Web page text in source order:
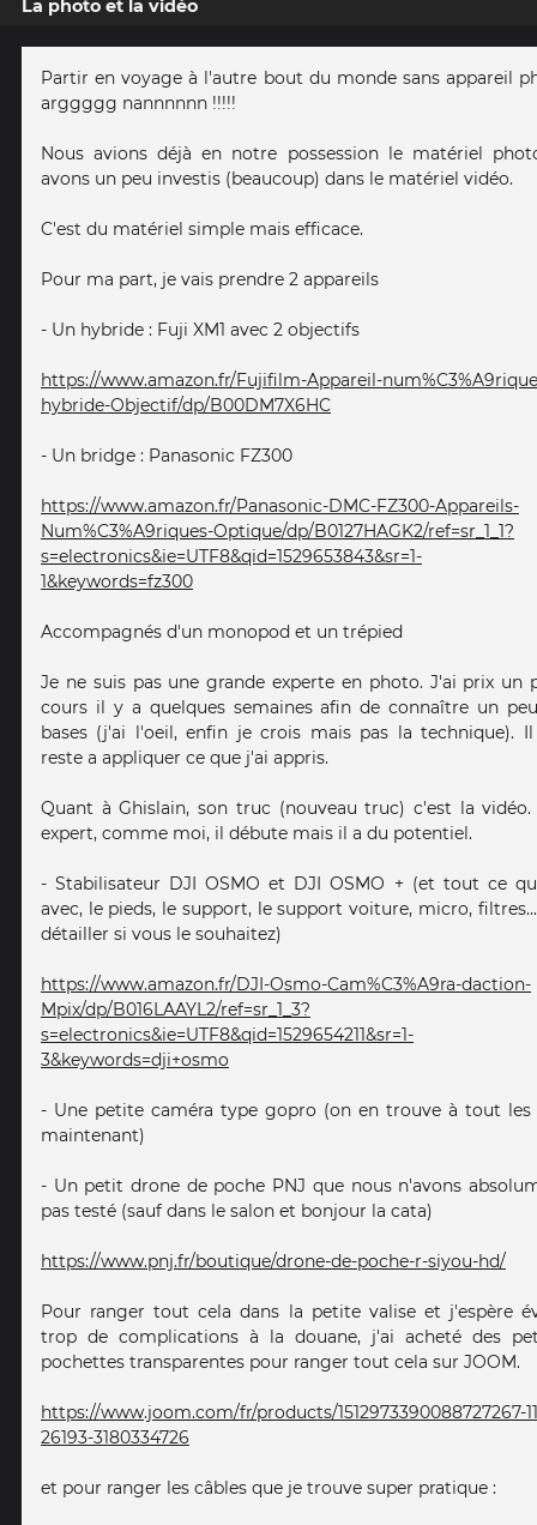
La photo et la vidéo
Partir en voyage à l'autre bout du monde sans appareil
arggggg nannnnnn !!!!!
Nous avions déjà en notre possession le matériel
avons un peu investis (beaucoup) dans le matériel vidéo.
C'est du matériel simple mais efficace.
Pour ma part, je vais prendre 2 appareils
- Un hybride : Fuji XM1 avec 2 objectifs
https://www.amazon.fr/Fujifilm-Appareil-
hybride-Objectif/dp/B00DM7X6HC
- Un bridge : Panasonic FZ300
https://www.amazon.fr/Panasonic-DMC-FZ300-Appareils-
Num%C3%A9riques-Optique/dp/B0127HAGK2/ref=sr_1_1?
s=electronics&ie=UTF8&qid=1529653843&sr=1-
1&keywords=fz300
Accompagnés d'un monopod et un trépied
Je ne suis pas une grande experte en photo. J'ai prix un
cours il y a quelques semaines afin de connaître un
bases (j'ai l'oeil, enfin je crois mais pas la technique).
reste a appliquer ce que j'ai appris.
Quant à Ghislain, son truc (nouveau truc) c'est la vidéo.
expert, comme moi, il débute mais il a du potentiel.
- Stabilisateur DJI OSMO et DJI OSMO + (et tout ce
avec, le pieds, le support, le support voiture, micro,
détailler si vous le souhaitez)
https://www.amazon.fr/DJI-Osmo-Cam%C3%A9ra-daction-
Mpix/dp/B016LAAYL2/ref=sr_1_3?
s=electronics&ie=UTF8&qid=1529654211&sr=1-
3&keywords=dji+osmo
- Une petite caméra type gopro (on en trouve à tout les
maintenant)
- Un petit drone de poche PNJ que nous n'avons
pas testé (sauf dans le salon et bonjour la cata)
https://www.pnj.fr/boutique/drone-de-poche-r-siyou-hd/
Pour ranger tout cela dans la petite valise et j'espère
trop de complications à la douane, j'ai acheté des
pochettes transparentes pour ranger tout cela sur JOOM.
https://www.joom.com/fr/products/1512973390088727267-
26193-3180334726
et pour ranger les câbles que je trouve super pratique :